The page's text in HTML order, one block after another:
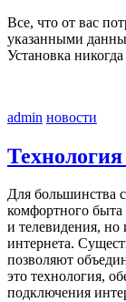
Все, что от вас
указанными
Установка
admin новости
Технология
Для большинства
комфортного быта
и телевидения, но
интернета.
позволяют
это технология,
подключения